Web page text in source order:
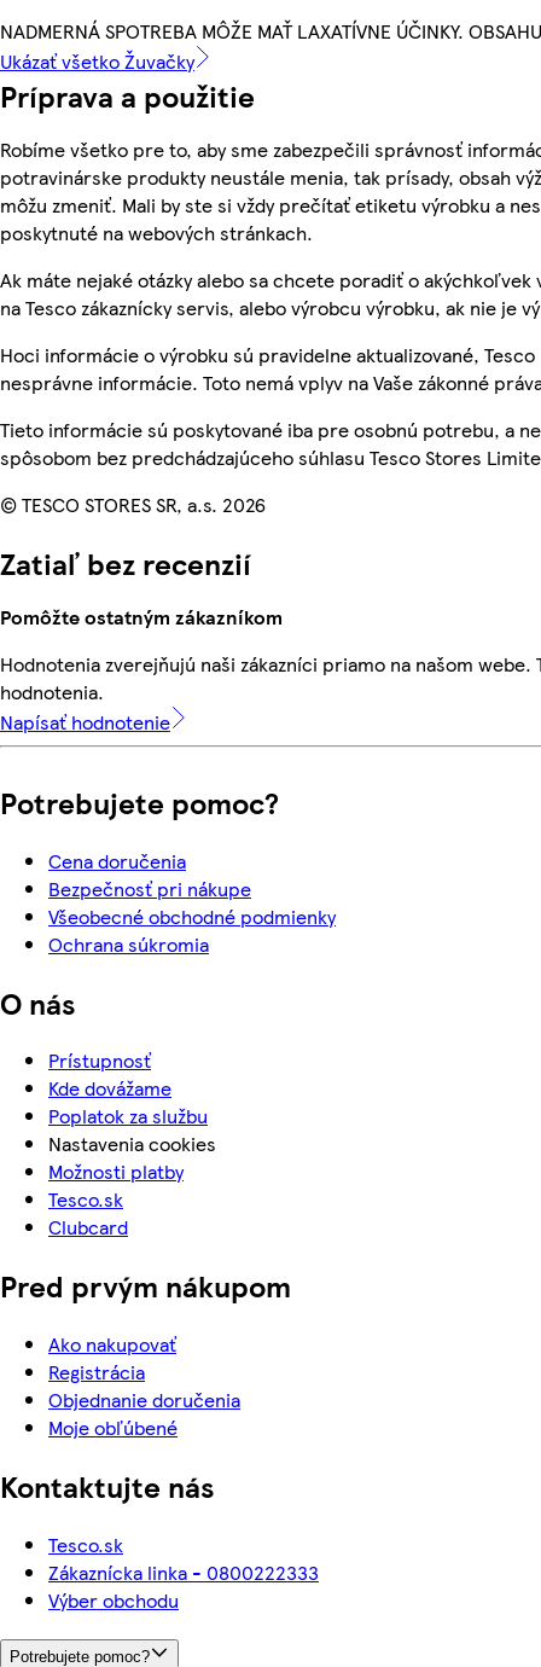
NADMERNÁ SPOTREBA MÔŽE MAŤ LAXATÍVNE ÚČINKY.
Ukázať všetko Žuvačky
Príprava a použitie
Robíme všetko pre to, aby sme zabezpečili správnosť
potravinárske produkty neustále menia, tak prísady, obsah
môžu zmeniť. Mali by ste si vždy prečítať etiketu výrobku a
poskytnuté na webových stránkach.
Ak máte nejaké otázky alebo sa chcete poradiť o
na Tesco zákaznícky servis, alebo výrobcu výrobku, ak nie je
Hoci informácie o výrobku sú pravidelne aktualizované,
nesprávne informácie. Toto nemá vplyv na Vaše zákonné
Tieto informácie sú poskytované iba pre osobnú potrebu, a
spôsobom bez predchádzajúceho súhlasu Tesco Stores
© TESCO STORES SR, a.s. 2026
Zatiaľ bez recenzií
Pomôžte ostatným zákazníkom
Hodnotenia zverejňujú naši zákazníci priamo na našom
hodnotenia.
Napísať hodnotenie
Potrebujete pomoc?
Cena doručenia
Bezpečnosť pri nákupe
Všeobecné obchodné podmienky
Ochrana súkromia
O nás
Prístupnosť
Kde dovážame
Poplatok za službu
Nastavenia cookies
Možnosti platby
Tesco.sk
Clubcard
Pred prvým nákupom
Ako nakupovať
Registrácia
Objednanie doručenia
Moje obľúbené
Kontaktujte nás
Tesco.sk
Zákaznícka linka - 0800222333
Výber obchodu
Potrebujete pomoc?